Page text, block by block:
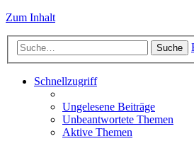
Zum Inhalt
Suche
Schnellzugriff
Ungelesene Beiträge
Unbeantwortete Themen
Aktive Themen